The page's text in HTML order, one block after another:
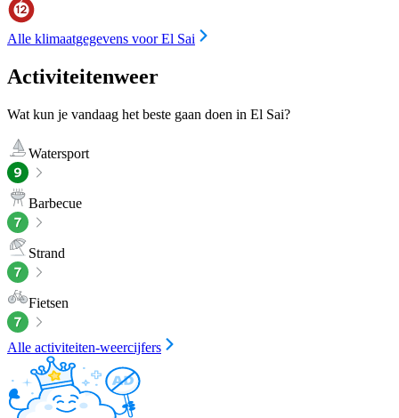
Alle klimaatgegevens voor El Sai
Activiteitenweer
Wat kun je vandaag het beste gaan doen in El Sai?
Watersport
Barbecue
Strand
Fietsen
Alle activiteiten-weercijfers